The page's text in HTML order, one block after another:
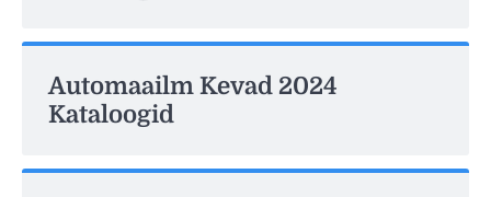
Automaailm Kevad 2024
Kataloogid